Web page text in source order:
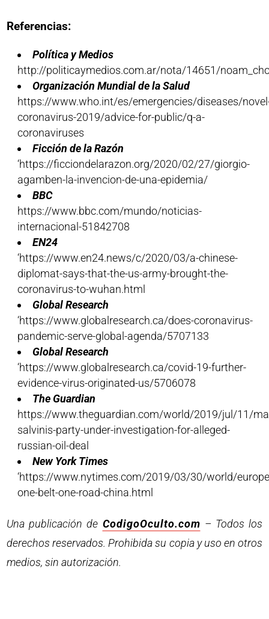
Referencias:
Política y Medios
http://politicaymedios.com.ar/nota/14651/
Organización Mundial de la Salud
https://www.who.int/es/emergencies/diseases/
coronavirus-2019/advice-for-public/q-a-
coronaviruses
Ficción de la Razón
‘https://ficciondelarazon.org/2020/02/27/giorgio-
agamben-la-invencion-de-una-epidemia/
BBC
https://www.bbc.com/mundo/noticias-
internacional-51842708
EN24
‘https://www.en24.news/c/2020/03/a-chinese-
diplomat-says-that-the-us-army-brought-the-
coronavirus-to-wuhan.html
Global Research
‘https://www.globalresearch.ca/does-coronavirus-
pandemic-serve-global-agenda/5707133
Global Research
‘https://www.globalresearch.ca/covid-19-further-
evidence-virus-originated-us/5706078
The Guardian
https://www.theguardian.com/world/2019/jul/11/
salvinis-party-under-investigation-for-alleged-
russian-oil-deal
New York Times
‘https://www.nytimes.com/2019/03/30/world/
one-belt-one-road-china.html
Una publicación de CodigoOculto.com – Todos los
derechos reservados. Prohibida su copia y uso en otros
medios, sin autorización.